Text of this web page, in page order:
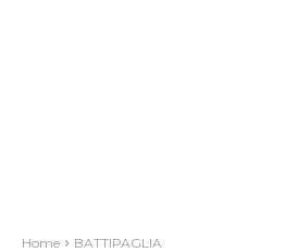
Home BATTIPAGLIA